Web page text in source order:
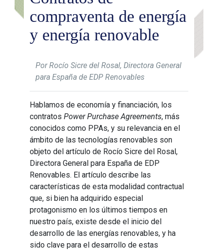
compraventa de energía
y energía renovable
Por Rocío Sicre del Rosal, Directora General
para España de EDP Renovables
Hablamos de economía y financiación, los
contratosPower Purchase Agreements, más
conocidos como PPAs, y su relevancia en el
ámbito de las tecnologías renovables son
objeto del artículo de Rocío Sicre del Rosal,
Directora General para España de EDP
Renovables. El artículo describe las
características de esta modalidad contractual
que, si bien ha adquirido especial
protagonismo en los últimos tiempos en
nuestro país, existe desde el inicio del
desarrollo de las energías renovables, y ha
sido clave para el desarrollo de estas